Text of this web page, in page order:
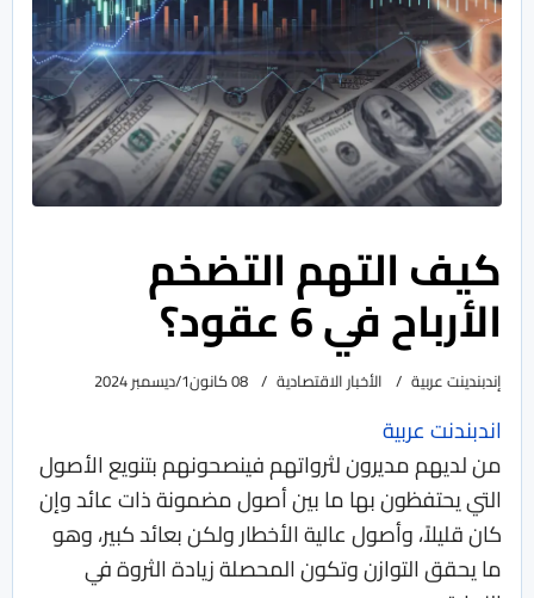
كيف التهم التضخم
الأرباح في 6 عقود؟
إندبندينت عربية الأخبار الاقتصادية 08 كانون1/ديسمبر 2024
اندبندنت عربية
من لديهم مديرون لثرواتهم فينصحونهم بتنويع الأصول
التي يحتفظون بها ما بين أصول مضمونة ذات عائد وإن
كان قليلاً، وأصول عالية الأخطار ولكن بعائد كبير، وهو
ما يحقق التوازن وتكون المحصلة زيادة الثروة في